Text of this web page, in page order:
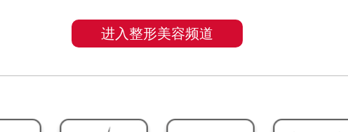
进入整形美容频道